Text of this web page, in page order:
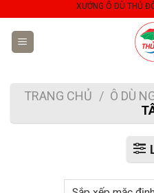
content
XƯỞNG Ô DÙ THỦ ĐÔ
TRANG CHỦ / Ô DÙ